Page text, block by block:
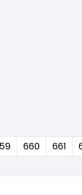
660 661